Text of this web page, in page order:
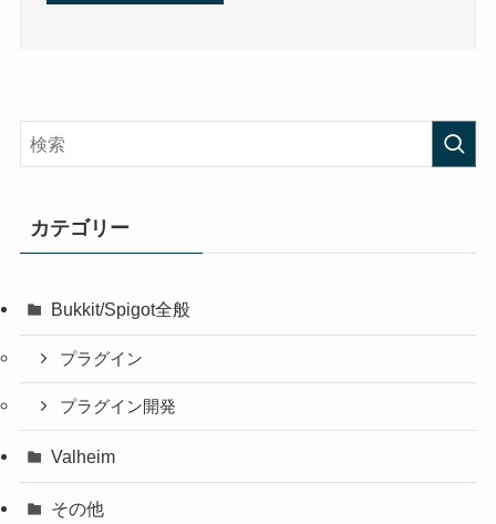
カテゴリー
Bukkit/Spigot全般
プラグイン
プラグイン開発
Valheim
その他